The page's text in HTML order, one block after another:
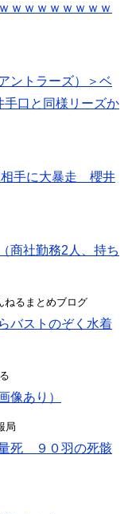
ｗｗｗｗｗｗｗｗ
ントラーズ）＞ベ
手口と同様リーズか
手に大暴走 櫻井
商社勤務2人、持ち
ねるまとめブログ
バストのぞく水着
像あり）
局
死 ９０羽の死骸